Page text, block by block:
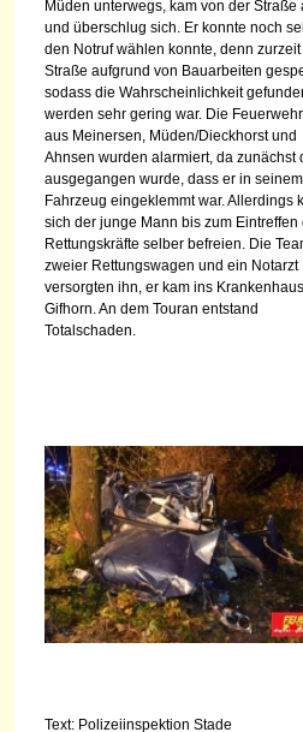
Müden unterwegs, kam von der Straße
und überschlug sich. Er konnte noch
den Notruf wählen konnte, denn
Straße aufgrund von Bauarbeiten
sodass die Wahrscheinlichkeit
werden sehr gering war. Die
aus Meinersen, Müden/Dieckhorst und
Ahnsen wurden alarmiert, da zunächst
ausgegangen wurde, dass er in seinem
Fahrzeug eingeklemmt war. Allerdings
sich der junge Mann bis zum Eintreffen
Rettungskräfte selber befreien. Die
zweier Rettungswagen und ein Notarzt
versorgten ihn, er kam ins
Gifhorn. An dem Touran entstand
Totalschaden.
Text: Polizeiinspektion Stade